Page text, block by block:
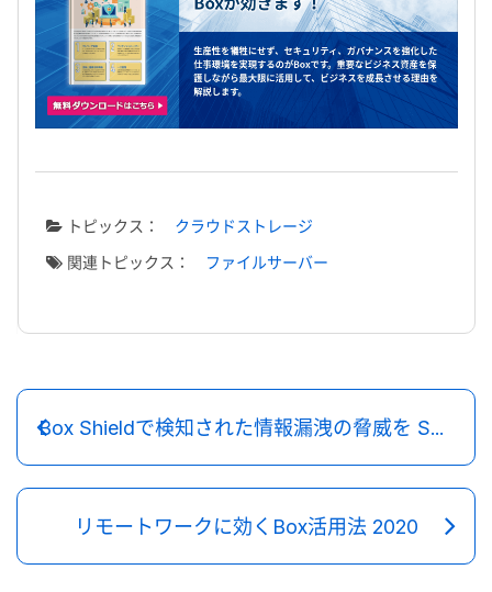
トピックス：
クラウドストレージ
関連トピックス：
ファイルサーバー
Box Shieldで検知された情報漏洩の脅威を Splunkで可視化するアドオン機能「Box Shield Add-on for Splunk」を提供
リモートワークに効くBox活用法 2020